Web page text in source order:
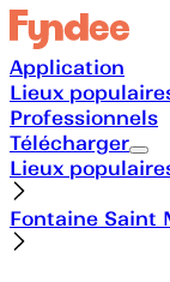
Application
Lieux
Professionnels
Télécharger
Lieux
Fontaine Saint